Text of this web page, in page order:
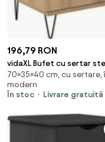
196,79 RON
vidaXL Bufet cu sertar
artizanal 35 x 40 x 70 cm
compozit
70×35×40 cm, cu sertare,
modern
În stoc
Livrare gratuită